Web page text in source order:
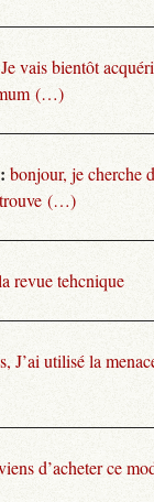
vais bientôt
(…)
bonjour, je cherche
trouve (…)
revue tehcnique
J’ai utilisé la
d’acheter ce